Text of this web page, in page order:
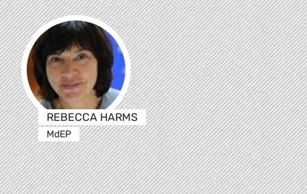
REBECCA HARMS
MdEP